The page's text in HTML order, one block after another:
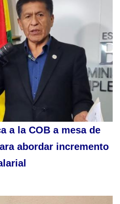
a la COB a mesa de
abordar incremento